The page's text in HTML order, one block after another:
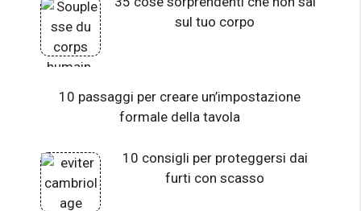
sul tuo corpo
10 passaggi per creare un’impostazione
formale della tavola
10 consigli per proteggersi dai
furti con scasso